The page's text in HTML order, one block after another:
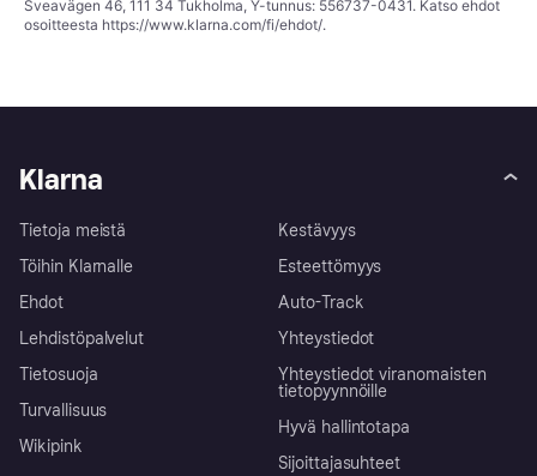
Sveavägen 46, 111 34 Tukholma, Y-tunnus: 556737-0431. Katso ehdot
osoitteesta https://www.klarna.com/fi/ehdot/.
Klarna
Tietoja meistä
Töihin Klarnalle
Ehdot
Lehdistöpalvelut
Tietosuoja
Turvallisuus
Wikipink
Kestävyys
Esteettömyys
Auto-Track
Yhteystiedot
Yhteystiedot viranomaisten
tietopyynnöille
Hyvä hallintotapa
Sijoittajasuhteet